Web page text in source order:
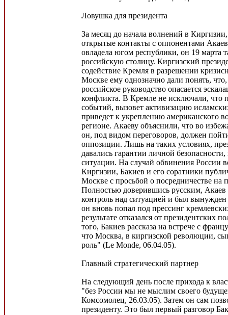
Ловушка для президента
За месяц до начала волнений в
открытые контакты с оппонентами
овладела югом республики, он 19 марта
российскую столицу. Киргизский
содействие Кремля в разрешении
Москве ему однозначно дали понять,
российское руководство опасается
конфликта. В Кремле не исключали, что
событий, вызовет активизацию
приведет к укреплению американского
регионе. Акаеву объяснили, что во
он, под видом переговоров, должен
оппозиции. Лишь на таких условиях,
давались гарантии личной
ситуации. На случай обвинения России
Киргизии, Бакиев и его соратники
Москве с просьбой о посредничестве на
Полностью доверившись русским, Акаев
контроль над ситуацией и был
он вновь попал под прессинг
результате отказался от президентских
того, Бакиев рассказа на встрече с
что Москва, в киргизской революции,
роль" (Le Monde, 06.04.05).
Главный стратегический партнер
На следующий день после прихода к
"без России мы не мыслим своего
Комсомолец, 26.03.05). Затем он сам
президенту. Это был первый разговор